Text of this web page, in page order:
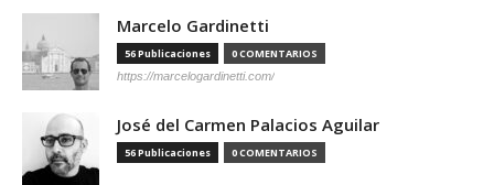
Marcelo Gardinetti
56 Publicaciones 0 COMENTARIOS
https://marcelogardinetti.com/
José del Carmen Palacios Aguilar
56 Publicaciones 0 COMENTARIOS